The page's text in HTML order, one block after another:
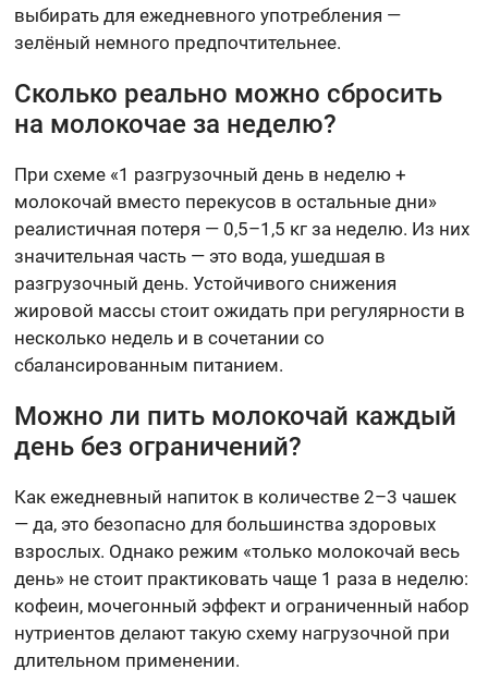
выбирать для ежедневного употребления —
зелёный немного предпочтительнее.
Сколько реально можно сбросить
на молокочае за неделю?
При схеме «1 разгрузочный день в неделю +
молокочай вместо перекусов в остальные дни»
реалистичная потеря — 0,5–1,5 кг за неделю. Из них
значительная часть — это вода, ушедшая в
разгрузочный день. Устойчивого снижения
жировой массы стоит ожидать при регулярности в
несколько недель и в сочетании со
сбалансированным питанием.
Можно ли пить молокочай каждый
день без ограничений?
Как ежедневный напиток в количестве 2–3 чашек
— да, это безопасно для большинства здоровых
взрослых. Однако режим «только молокочай весь
день» не стоит практиковать чаще 1 раза в неделю:
кофеин, мочегонный эффект и ограниченный набор
нутриентов делают такую схему нагрузочной при
длительном применении.